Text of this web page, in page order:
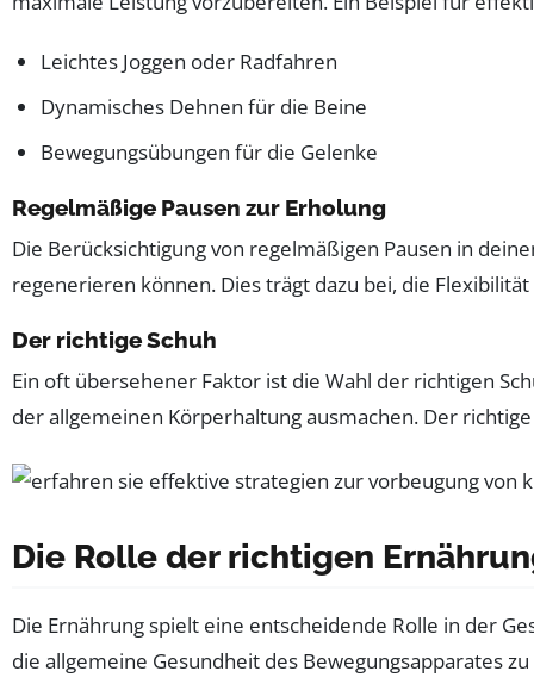
Leichtes Joggen oder Radfahren
Dynamisches Dehnen für die Beine
Bewegungsübungen für die Gelenke
Regelmäßige Pausen zur Erholung
Die Berücksichtigung von regelmäßigen Pausen in
regenerieren können. Dies trägt dazu bei, die
Der richtige Schuh
Ein oft übersehener Faktor ist die Wahl der richtigen
der allgemeinen Körperhaltung ausmachen. Der
Die Rolle der richtigen
Die Ernährung spielt eine entscheidende Rolle in der
die allgemeine Gesundheit des Bewegungsapparates